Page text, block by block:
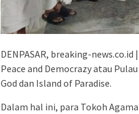
DENPASAR, breaking-
Peace and Democrazy atau
God dan Island of Paradise.
Dalam hal ini, para Tokoh